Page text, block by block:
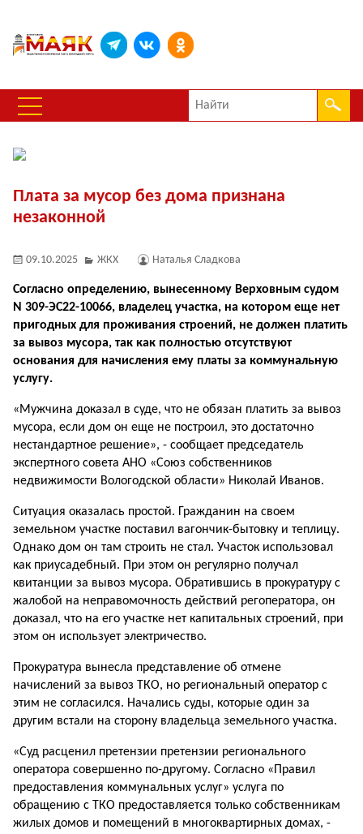
Плата за мусор без дома признана
незаконной
09.10.2025 ЖКХ Наталья Сладкова
Согласно определению, вынесенному Верховным судом
N 309-ЭС22-10066, владелец участка, на котором еще нет
пригодных для проживания строений, не должен платить
за вывоз мусора, так как полностью отсутствуют
основания для начисления ему платы за коммунальную
услугу.
«Мужчина доказал в суде, что не обязан платить за вывоз
мусора, если дом он еще не построил, это достаточно
нестандартное решение», - сообщает председатель
экспертного совета АНО «Союз собственников
недвижимости Вологодской области» Николай Иванов.
Ситуация оказалась простой. Гражданин на своем
земельном участке поставил вагончик-бытовку и теплицу.
Однако дом он там строить не стал. Участок использовал
как приусадебный. При этом он регулярно получал
квитанции за вывоз мусора. Обратившись в прокуратуру с
жалобой на неправомочность действий регоператора, он
доказал, что на его участке нет капитальных строений, при
этом он использует электричество.
Прокуратура вынесла представление об отмене
начислений за вывоз ТКО, но региональный оператор с
этим не согласился. Начались суды, которые один за
другим встали на сторону владельца земельного участка.
«Суд расценил претензии претензии регионального
оператора совершенно по-другому. Согласно «Правил
предоставления коммунальных услуг» услуга по
обращению с ТКО предоставляется только собственникам
жилых домов и помещений в многоквартирных домах, -